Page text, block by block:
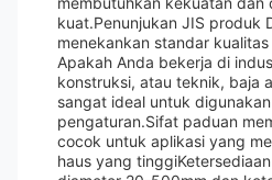
kuat.Penunjukan JIS produk
menekankan standar
Apakah Anda bekerja di
konstruksi, atau teknik, baja
sangat ideal untuk
pengaturan.Sifat paduan
cocok untuk aplikasi yang
haus yang